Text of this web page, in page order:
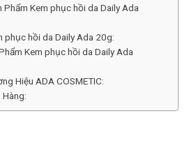
Phẩm Kem phục hồi da Daily Ada
phục hồi da Daily Ada 20g:
Kem phục hồi da Daily Ada
Hiệu ADA COSMETIC:
Hàng: